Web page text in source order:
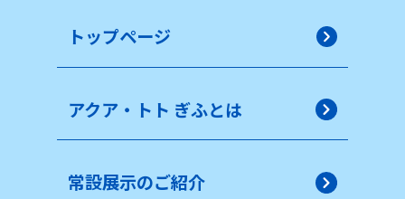
トップページ
アクア・トト ぎふとは
常設展示のご紹介